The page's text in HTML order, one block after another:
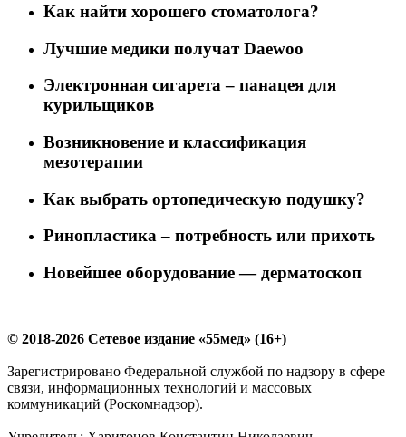
Как найти хорошего стоматолога?
Лучшие медики получат Daewoo
Электронная сигарета – панацея для
курильщиков
Возникновение и классификация
мезотерапии
Как выбрать ортопедическую подушку?
Ринопластика – потребность или прихоть
Новейшее оборудование — дерматоскоп
© 2018-2026 Сетевое издание «55мед» (16+)
Зарегистрировано Федеральной службой по надзору в сфере
связи, информационных технологий и массовых
коммуникаций (Роскомнадзор).